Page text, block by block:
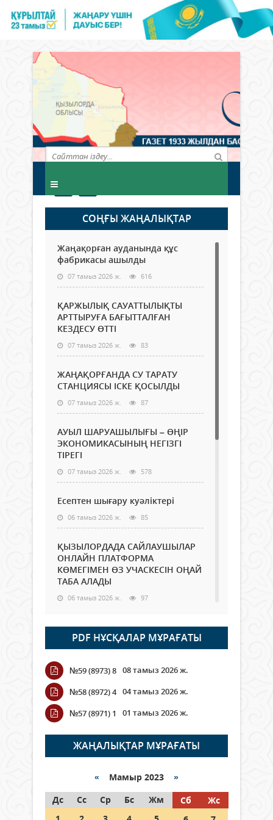
СОҢҒЫ ЖАҢАЛЫҚТАР
Жаңақорған ауданында құс
фабрикасы ашылды
07 тамыз 2026 ж. 616
ҚАРЖЫЛЫҚ САУАТТЫЛЫҚТЫ
АРТТЫРУҒА БАҒЫТТАЛҒАН
КЕЗДЕСУ ӨТТІ
07 тамыз 2026 ж. 83
ЖАҢАҚОРҒАНДА СУ ТАРАТУ
СТАНЦИЯСЫ ІСКЕ ҚОСЫЛДЫ
07 тамыз 2026 ж. 87
АУЫЛ ШАРУАШЫЛЫҒЫ – ӨҢІР
ЭКОНОМИКАСЫНЫҢ НЕГІЗГІ
ТІРЕГІ
07 тамыз 2026 ж. 578
Есептен шығару куәліктері
06 тамыз 2026 ж. 85
ҚЫЗЫЛОРДАДА САЙЛАУШЫЛАР
ОНЛАЙН ПЛАТФОРМА
КӨМЕГІМЕН ӨЗ УЧАСКЕСІН ОҢАЙ
ТАБА АЛАДЫ
06 тамыз 2026 ж. 97
Open Air: Қызылорда облысы
полиция департаменті 20
мыңнан астам көрерменнің
қауіпсіздігін қамтамасыз етті
06 тамыз 2026 ж.
Wi-Fi ҚАБЫРҒА АРҚЫЛЫ ҚАЛАЙ
ӨТЕДІ?
06 тамыз 2026 ж. 276
граждане Казахстана,
05 тамыз 2026 ж. 157
PDF НҰСҚАЛАР МҰРАҒАТЫ
№59 (8973) 8 08 тамыз 2026 ж.
№58 (8972) 4 04 тамыз 2026 ж.
№57 (8971) 1
01 тамыз 2026 ж.
ЖАҢАЛЫҚТАР МҰРАҒАТЫ
« Мамыр 2023 »
Дс
Сс Ср Бс Жм Сб
Жс